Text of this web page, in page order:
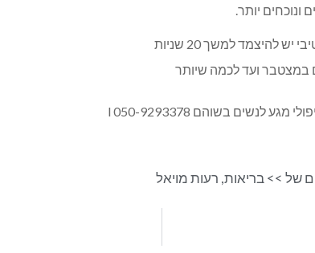
ונוכחים יותר.
להיצמד למשך 20 שניות
של >>בריאות, רעות מויאל